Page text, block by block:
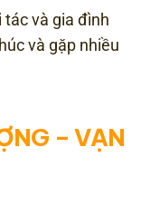
tác và gia đình
và gặp nhiều
– VẠN